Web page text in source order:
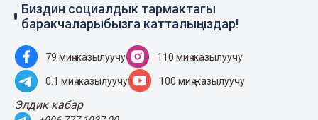
Биздин социалдык тармактагы
баракчаларыбызга катталыңыздар!
79 миң жазылуучу 110 миң жазылуучу
0.1 миң жазылуучу 100 миң жазылуучу
Элдик кабар